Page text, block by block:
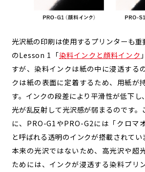
光沢紙の印刷は使用するプリンターも重
のLesson 1「染料インクと顔料インク
すが、染料インクは紙の中に浸透する
クは紙の表面に定着するため、用紙が
す。インクの段差により平滑性が低下し
光が乱反射して光沢感が弱まるのです。
に、PRO-G1やPRO-G2には「クロマ
と呼ばれる透明のインクが搭載されて
本来の光沢ではないため、高光沢や超
ためには、インクが浸透する染料プリ